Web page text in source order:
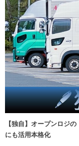
【独自】オープンロジ
にも活用本格化